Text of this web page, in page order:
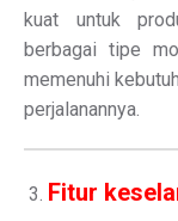
kuat untuk
berbagai tipe
memenuhi
perjalanannya.
Fitur